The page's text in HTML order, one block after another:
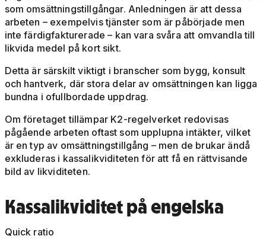
som omsättningstillgångar. Anledningen är att dessa
arbeten – exempelvis tjänster som är påbörjade men
inte färdigfakturerade – kan vara svåra att omvandla till
likvida medel på kort sikt.
Detta är särskilt viktigt i branscher som bygg, konsult
och hantverk, där stora delar av omsättningen kan ligga
bundna i ofullbordade uppdrag.
Om företaget tillämpar K2-regelverket redovisas
pågående arbeten oftast som upplupna intäkter, vilket
är en typ av omsättningstillgång – men de brukar ändå
exkluderas i kassalikviditeten för att få en rättvisande
bild av likviditeten.
Kassalikviditet på engelska
Quick ratio